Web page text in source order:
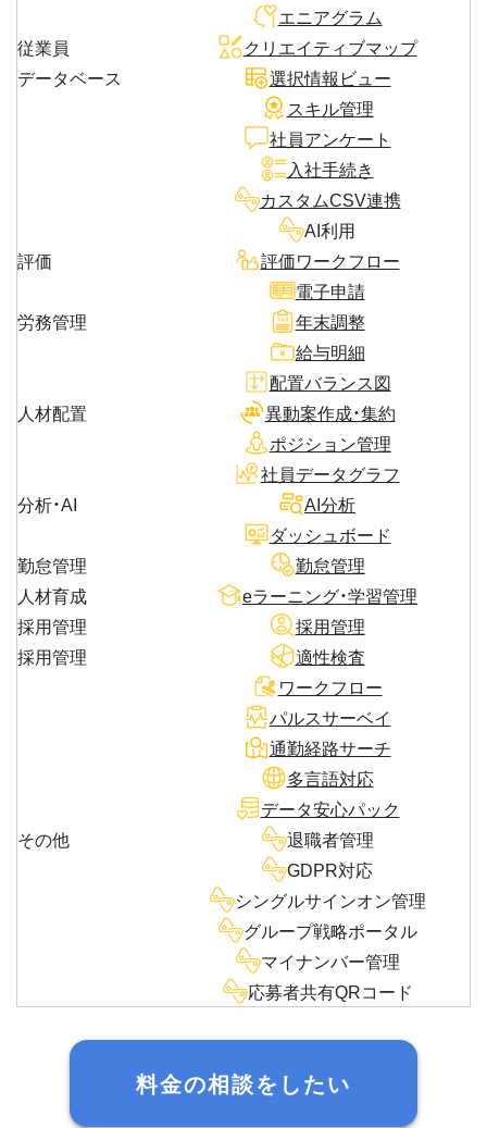
従業員
データベース
エニアグラム
クリエイティブマップ
選択情報ビュー
スキル管理
社員アンケート
入社手続き
カスタムCSV連携
AI利用
評価
評価ワークフロー
労務管理
電子申請
年末調整
給与明細
人材配置
配置バランス図
異動案作成・集約
ポジション管理
分析・AI
社員データグラフ
AI分析
ダッシュボード
勤怠管理
勤怠管理
人材育成
eラーニング・学習管理
採用管理
採用管理
採用管理
適性検査
その他
ワークフロー
パルスサーベイ
通勤経路サーチ
多言語対応
データ安心パック
退職者管理
GDPR対応
シングルサインオン管理
グループ戦略ポータル
マイナンバー管理
応募者共有QRコード
料金の相談をしたい